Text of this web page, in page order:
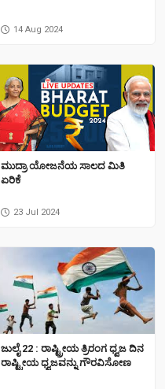
14 Aug 2024
ಮುದ್ರಾ ಯೋಜನೆಯ ಸಾಲದ ಮಿತಿ
ಏರಿಕೆ
23 Jul 2024
ಜುಲೈ 22 : ರಾಷ್ಟ್ರೀಯ ತ್ರಿರಂಗ ಧ್ವಜ ದಿನ
ರಾಷ್ಟ್ರೀಯ ಧ್ವಜವನ್ನು ಗೌರವಿಸೋಣ